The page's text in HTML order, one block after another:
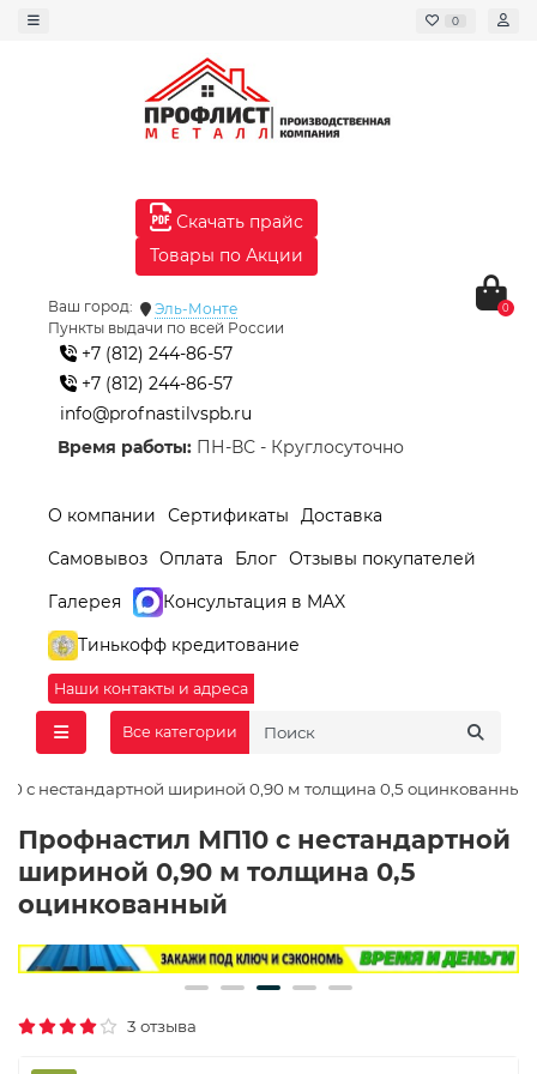
0
Скачать прайс
Товары по Акции
Ваш город:
Эль-Монте
Пункты выдачи по всей России
+7 (812) 244-86-57
+7 (812) 244-86-57
info@profnastilvspb.ru
Время работы: ПН-ВС - Круглосуточно
0
О компании Сертификаты
Доставка
Самовывоз Оплата Блог Отзывы покупателей
Галерея
Консультация в MAX
Тинькофф кредитование
Наши контакты и адреса
Все категории
с нестандартной шириной 0,90 м толщина 0,5 оцинкованный
Профнастил МП10 с нестандартной
шириной 0,90 м толщина 0,5
оцинкованный
3 отзыва